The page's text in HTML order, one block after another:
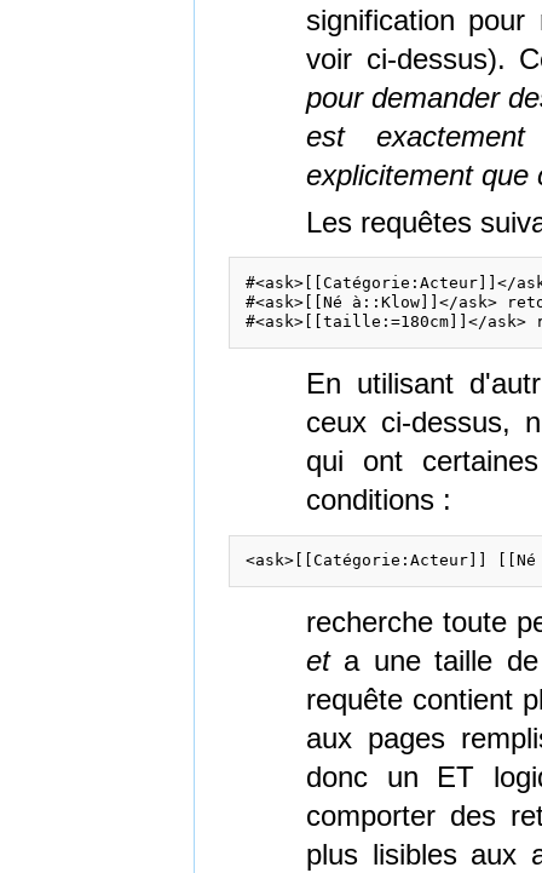
signification
voir ci-dessus).
pour demander
est
explicitement que
Les requêtes
#<ask>[[Catégorie:Acteur]]</
#<ask>[[Né à::Klow]]</ask>
En utilisant
ceux ci-dessus,
qui ont
conditions :
recherche toute
eta une taille de
requête contient
aux pages
donc un ET
comporter des
plus lisibles aux